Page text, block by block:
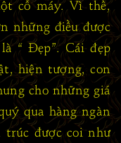
cỗ máy. Vì thế,
những điều được
“ Đẹp”. Cái đẹp
hiện tượng, con
cho những giá
qua hàng ngàn
trúc được coi như